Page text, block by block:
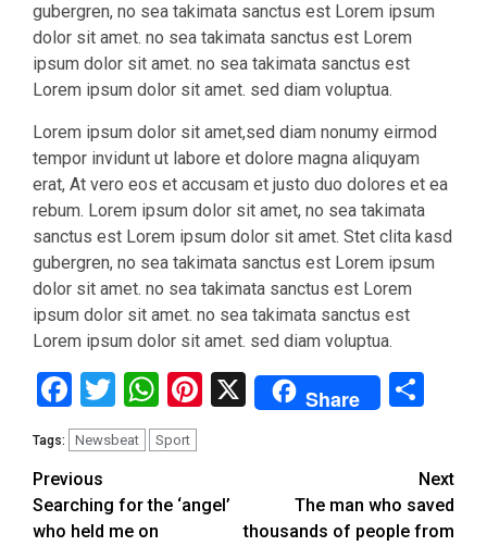
gubergren, no sea takimata sanctus est Lorem ipsum
dolor sit amet. no sea takimata sanctus est Lorem
ipsum dolor sit amet. no sea takimata sanctus est
Lorem ipsum dolor sit amet. sed diam voluptua.
Lorem ipsum dolor sit amet,sed diam nonumy eirmod
tempor invidunt ut labore et dolore magna aliquyam
erat, At vero eos et accusam et justo duo dolores et ea
rebum. Lorem ipsum dolor sit amet, no sea takimata
sanctus est Lorem ipsum dolor sit amet. Stet clita kasd
gubergren, no sea takimata sanctus est Lorem ipsum
dolor sit amet. no sea takimata sanctus est Lorem
ipsum dolor sit amet. no sea takimata sanctus est
Lorem ipsum dolor sit amet. sed diam voluptua.
Facebook
Twitter
WhatsApp
Pinterest
X Share
Tags: Newsbeat Sport
Continue
Reading
Previous
Searching for the ‘angel’
who held me on
Next
The man who saved
thousands of people from